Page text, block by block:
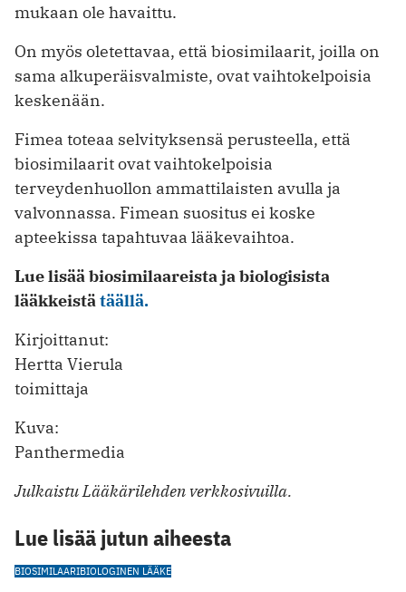
mukaan ole havaittu.
On myös oletettavaa, että biosimilaarit, joilla on
sama alkuperäisvalmiste, ovat vaihtokelpoisia
keskenään.
Fimea toteaa selvityksensä perusteella, että
biosimilaarit ovat vaihtokelpoisia
terveydenhuollon ammattilaisten avulla ja
valvonnassa. Fimean suositus ei koske
apteekissa tapahtuvaa lääkevaihtoa.
Lue lisää biosimilaareista ja biologisista
lääkkeistätäällä.
Kirjoittanut:
Hertta Vierula
toimittaja
Kuva:
Panthermedia
Julkaistu Lääkärilehden verkkosivuilla.
Lue lisää jutun aiheesta
BIOSIMILAARIBIOLOGINEN LÄÄKE